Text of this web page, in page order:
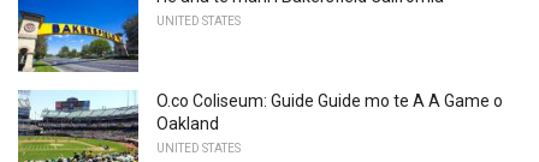
UNITED STATES
O.co Coliseum: Guide Guide mo te A A Game o
Oakland
UNITED STATES